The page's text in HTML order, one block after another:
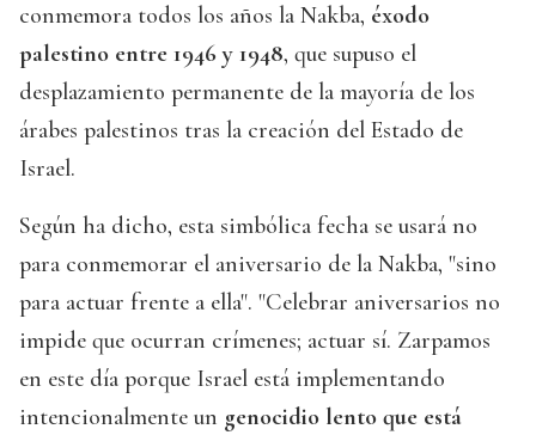
conmemora todos los años la Nakba, éxodo
palestino entre 1946 y 1948, que supuso el
desplazamiento permanente de la mayoría de los
árabes palestinos tras la creación del Estado de
Israel.
Según ha dicho, esta simbólica fecha se usará no
para conmemorar el aniversario de la Nakba, "sino
para actuar frente a ella". "Celebrar aniversarios no
impide que ocurran crímenes; actuar sí. Zarpamos
en este día porque Israel está implementando
intencionalmente un genocidio lento que está